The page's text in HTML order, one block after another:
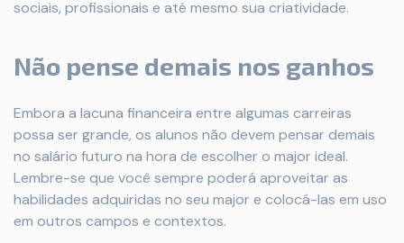
sociais, profissionais e até mesmo sua criatividade.
Não pense demais nos ganhos
Embora a lacuna financeira entre algumas carreiras
possa ser grande, os alunos não devem pensar demais
no salário futuro na hora de escolher o major ideal.
Lembre-se que você sempre poderá aproveitar as
habilidades adquiridas no seu major e colocá-las em uso
em outros campos e contextos.